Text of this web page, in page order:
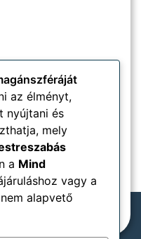
az élményt,
nyújtani és
mely
a Mind
vagy a
alapvető